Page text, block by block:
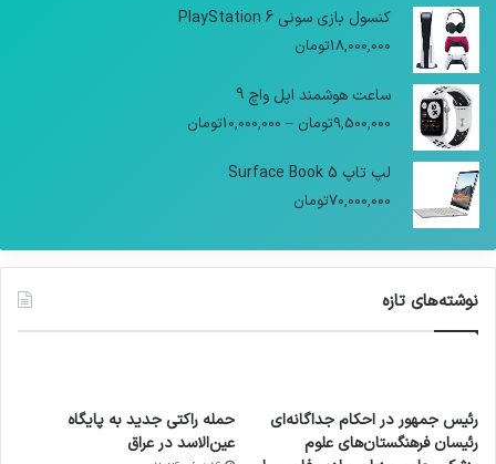
کنسول بازی سونی PlayStation 6
18,000,000تومان
ساعت هوشمند اپل واچ 9
9,500,000تومان –
10,000,000تومان
لپ تاپ Surface Book 5
70,000,000تومان
نوشته‌های تازه
رئیس جمهور در احکام جداگانه‌ای
رئیسان فرهنگستان‌های علوم
حمله راکتی جدید به پایگاه
عین‌الاسد در عراق